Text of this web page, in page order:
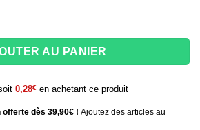
Triple Skull black - 52 mm
AU PANIER
0,28€ en achetant ce produit
dès 39,90€ ! Ajoutez des articles au